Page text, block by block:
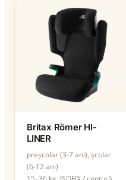
Britax Römer HI-
LINER
preșcolar (3-7 ani), școlar
(6-12 ani)